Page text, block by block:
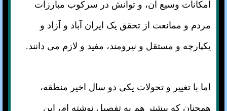
امکانات وسیع آن، و توانش در سرکوب مبارزات
مردم و ممانعت از تحقق یک ایران آباد و آزاد و
یکپارچه و مستقل و نیرومند، مفید و لازم می دانند.
اما با تغییر و تحولات یکی دو سال اخیر منطقه،
همچنان که پیشتر هم به تفصیل نوشته ام، این